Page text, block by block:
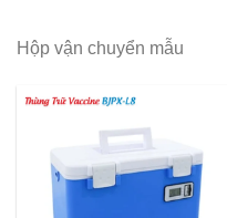
Hộp vận chuyển mẫu